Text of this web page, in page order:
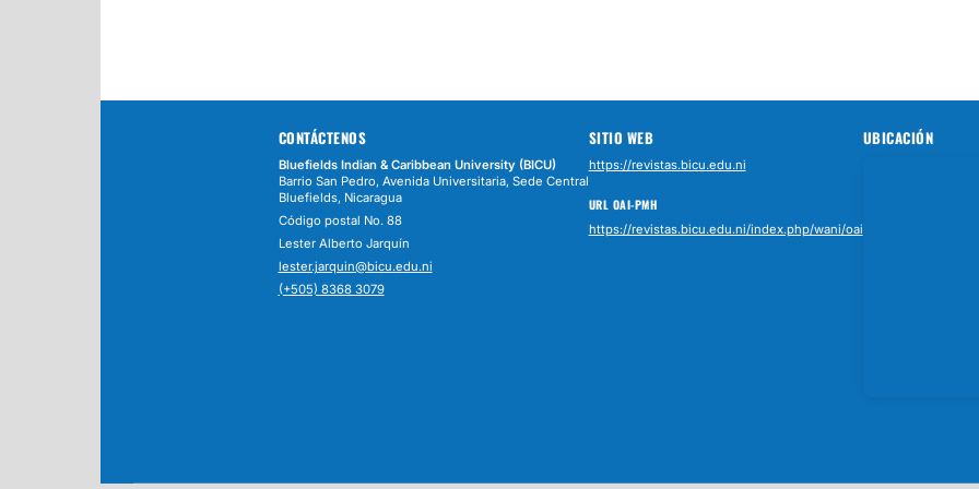
CONTÁCTENOS
Bluefields Indian & Caribbean University (BICU)
Barrio San Pedro, Avenida Universitaria, Sede Central
Bluefields, Nicaragua
Código postal No. 88
Lester Alberto Jarquín
lester.jarquin@bicu.edu.ni
(+505) 8368 3079
SITIO WEB
https://revistas.bicu.edu.ni
URL OAI-PMH
https://revistas.bicu.edu.ni/index.php/wani/oai
UBICACIÓN